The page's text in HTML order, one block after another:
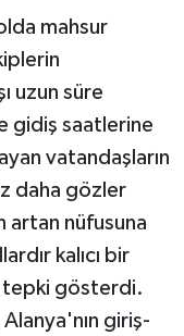
mahsur
uzun süre
gidiş saatlerine
vatandaşların
daha gözler
artan nüfusuna
kalıcı bir
tepki gösterdi.
giriş-